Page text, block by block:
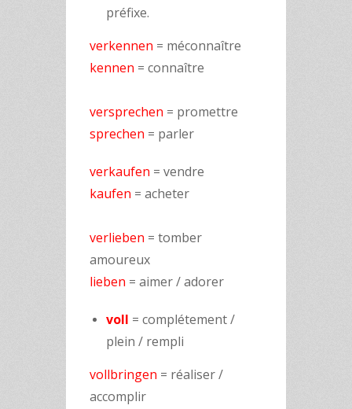
préfixe.
verkennen = méconnaître
kennen = connaître
versprechen = promettre
sprechen = parler
verkaufen = vendre
kaufen = acheter
verlieben = tomber
amoureux
lieben = aimer / adorer
voll = complétement /
plein / rempli
vollbringen = réaliser /
accomplir